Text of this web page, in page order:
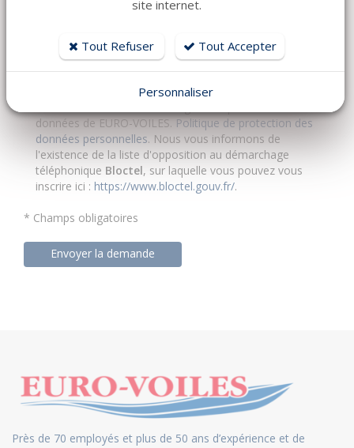
formulaire sont nécessaires à l'instruction de votre
l'enregistrement et à la transmission aux services de
EURO-VOILES en charge de son traitement.
Vous disposez de droits Informatique et Libertés sur
les données vous concernant, que vous pouvez
données de EURO-VOILES.Politique de protection des
données personnelles. Nous vous informons de
l'existence de la liste d'opposition au démarchage
téléphonique Bloctel, sur laquelle vous pouvez vous
inscrire ici : https://www.bloctel.gouv.fr/.
* Champs obligatoires
Envoyer la demande
Près de 70 employés et plus de 50 ans d’expérience et de
site internet.
Tout Refuser Tout Accepter
Personnaliser